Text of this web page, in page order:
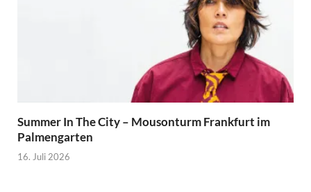
Summer In The City – Mousonturm Frankfurt im
Palmengarten
16. Juli 2026